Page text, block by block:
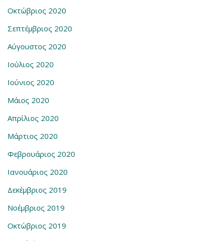
Οκτώβριος 2020
Σεπτέμβριος 2020
Αύγουστος 2020
Ιούλιος 2020
Ιούνιος 2020
Μάιος 2020
Απρίλιος 2020
Μάρτιος 2020
Φεβρουάριος 2020
Ιανουάριος 2020
Δεκέμβριος 2019
Νοέμβριος 2019
Οκτώβριος 2019